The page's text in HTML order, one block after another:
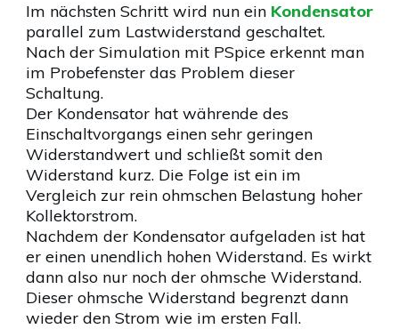
Im nächsten Schritt wird nun ein Kondensator
parallel zum Lastwiderstand geschaltet.
Nach der Simulation mit PSpice erkennt man
im Probefenster das Problem dieser
Schaltung.
Der Kondensator hat währende des
Einschaltvorgangs einen sehr geringen
Widerstandwert und schließt somit den
Widerstand kurz. Die Folge ist ein im
Vergleich zur rein ohmschen Belastung hoher
Kollektorstrom.
Nachdem der Kondensator aufgeladen ist hat
er einen unendlich hohen Widerstand. Es wirkt
dann also nur noch der ohmsche Widerstand.
Dieser ohmsche Widerstand begrenzt dann
wieder den Strom wie im ersten Fall.